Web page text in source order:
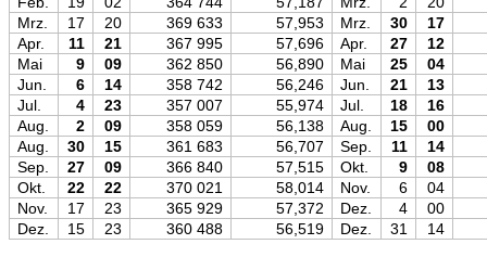
Mrz.
17 20 369 633 57,953 Mrz. 30
17
Apr.
11 21 367 995 57,696 Apr. 27
12
Mai
9 09 362 850 56,890 Mai 25
04
Jun.
6 14 358 742 56,246 Jun. 21
13
Jul.
4 23 357 007 55,974 Jul. 18
16
Aug.
2 09 358 059 56,138 Aug. 15
00
Aug.
30 15 361 683 56,707 Sep. 11
14
Sep.
27 09 366 840 57,515 Okt. 9
08
Okt.
22 22 370 021 58,014 Nov. 6
04
Nov.
17 23 365 929 57,372 Dez. 4
00
Dez.
15 23 360 488 56,519 Dez. 31 14